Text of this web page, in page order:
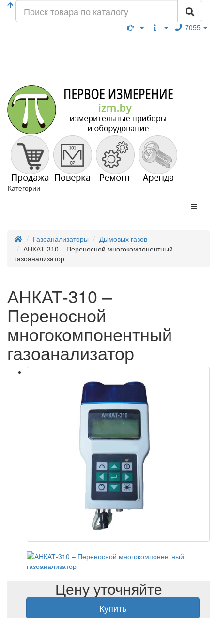
7055
Категории
Газоанализаторы
Дымовых газов
АНКАТ-310 – Переносной многокомпонентный
газоанализатор
АНКАТ-310 –
Переносной
многокомпонентный
газоанализатор
Цену уточняйте
Купить